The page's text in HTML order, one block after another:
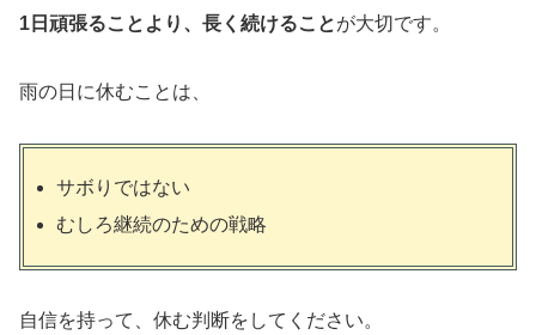
1日頑張ることより、長く続けることが大切です。
雨の日に休むことは、
サボりではない
むしろ継続のための戦略
自信を持って、休む判断をしてください。